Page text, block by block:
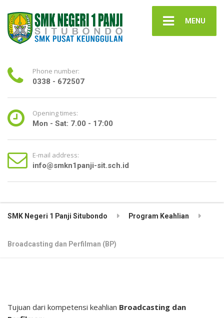
MENU
Phone number:
0338 - 672507
Opening times:
Mon - Sat: 7.00 - 17:00
E-mail address:
info@smkn1panji-sit.sch.id
SMK Negeri 1 Panji Situbondo Program Keahlian
Broadcasting dan Perfilman (BP)
Tujuan dari kompetensi keahlian Broadcasting dan